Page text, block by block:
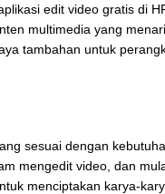
edit video gratis di
multimedia yang
tambahan untuk
sesuai dengan
mengedit video, dan
menciptakan karya-